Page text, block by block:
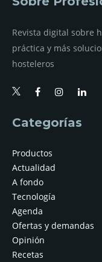
Revista digital sobre
práctica y más
hosteleros
Categorías
Productos
Actualidad
A fondo
Tecnología
Agenda
Ofertas y demandas
Opinión
Recetas